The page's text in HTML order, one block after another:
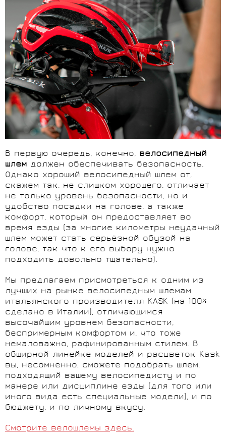
В первую очередь, конечно, велосипедный
шлем должен обеспечивать безопасность.
Однако хороший велосипедный шлем от,
скажем так, не слишком хорошего, отличает
не только уровень безопасности, но и
удобство посадки на голове, а также
комфорт, который он предоставляет во
время езды (за многие километры неудачный
шлем может стать серьёзной обузой на
голове, так что к его выбору нужно
подходить довольно тщательно).
Мы предлагаем присмотреться к одним из
лучших на рынке велосипедным шлемам
итальянского производителя KASK (на 100%
сделано в Италии), отличающимся
высочайшим уровнем безопасности,
беспримерным комфортом и, что тоже
немаловажно, рафинированным стилем. В
обширной линейке моделей и расцветок Kask
вы, несомненно, сможете подобрать шлем,
подходящий вашему велосипедисту и по
манере или дисциплине езды (для того или
иного вида есть специальные модели), и по
бюджету, и по личному вкусу.
Смотрите велошлемы здесь.